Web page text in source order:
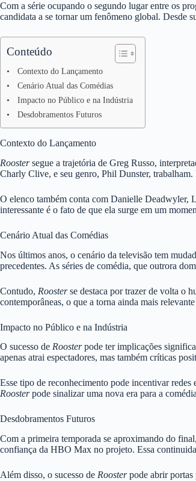
Com a série ocupando o segundo lugar entre os
candidata a se tornar um fenômeno global. Desde
Conteúdo
Contexto do Lançamento
Cenário Atual das Comédias
Impacto no Público e na Indústria
Desdobramentos Futuros
Contexto do Lançamento
Roostersegue a trajetória de Greg Russo,
Charly Clive, e seu genro, Phil Dunster,
O elenco também conta com Danielle Deadwyler,
interessante é o fato de que ela surge em um
Cenário Atual das Comédias
Nos últimos anos, o cenário da televisão tem
precedentes. As séries de comédia, que outrora
Contudo, Roosterse destaca por trazer de volta o
contemporâneas, o que a torna ainda mais
Impacto no Público e na Indústria
O sucesso de Roosterpode ter implicações
apenas atrai espectadores, mas também críticas
Esse tipo de reconhecimento pode incentivar
Roosterpode sinalizar uma nova era para a
Desdobramentos Futuros
Com a primeira temporada se aproximando do
confiança da HBO Max no projeto. Essa
Além disso, o sucesso de Roosterpode abrir portas